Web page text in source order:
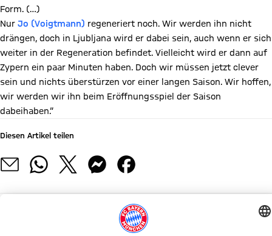
Form. (…)
Nur Jo (Voigtmann) regeneriert noch. Wir werden ihn nicht
drängen, doch in Ljubljana wird er dabei sein, auch wenn er sich
weiter in der Regeneration befindet. Vielleicht wird er dann auf
Zypern ein paar Minuten haben. Doch wir müssen jetzt clever
sein und nichts überstürzen vor einer langen Saison. Wir hoffen,
wir werden wir ihn beim Eröffnungsspiel der Saison
dabeihaben.“
Diesen Artikel teilen
KADERUPDATE
INFOSSAISON 2026/27